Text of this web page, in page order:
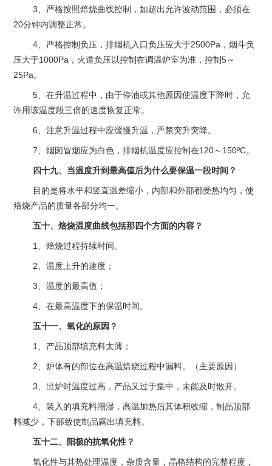
3、严格按照焙烧曲线控制，如超出允许波动范围，必须在
20分钟内调整正常。
4、严格控制负压，排烟机入口负压应大于2500Pa，烟斗负
压大于1000Pa，火道负压以控制在调温炉室为准，控制5～
25Pa。
5、在升温过程中，由于停油或其他原因使温度下降时，允
许用该温度段三倍的速度恢复正常。
6、注意升温过程中应缓慢升温，严禁突升突降。
7、烟囱冒烟应为白色，排烟机温度应控制在120～150ºC。
四十九、当温度升到最高值后为什么要保温一段时间？
目的是将水平和竖直温差缩小，内部和外部都受热均匀，使
焙烧产品的质量各部分均一。
五十、焙烧温度曲线包括那四个方面的内容？
1、焙烧过程持续时间。
2、温度上升的速度；
3、温度的最高值；
4、在最高温度下的保温时间。
五十一、氧化的原因？
1、产品顶部填充料太薄；
2、炉体有的部位在高温焙烧过程中漏料。（主要原因）
3、出炉时温度过高，产品又过于集中，未能及时散开。
4、装入的填充料潮湿，高温加热后其体积收缩，制品顶部
料减少，下部致使制品露出填充料。
五十二、阳极的抗氧化性？
氧化性与其热处理温度，杂质含量，晶格结构的完整程度，